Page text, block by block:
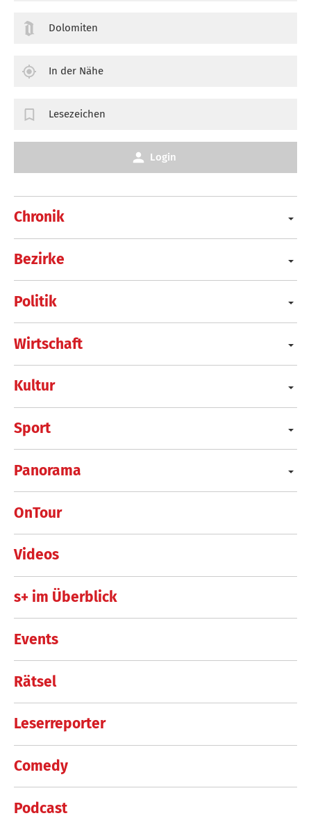
Chronik
Bezirke
Politik
Wirtschaft
Kultur
Sport
Panorama
OnTour
Videos
s+ im Überblick
Events
Rätsel
Leserreporter
Comedy
Podcast
Dolomiten
In der Nähe
Lesezeichen
Login